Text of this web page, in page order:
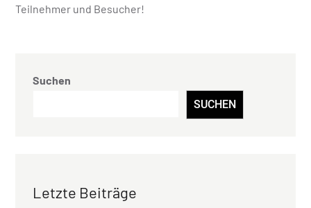
Teilnehmer und Besucher!
Suchen
SUCHEN
Letzte Beiträge